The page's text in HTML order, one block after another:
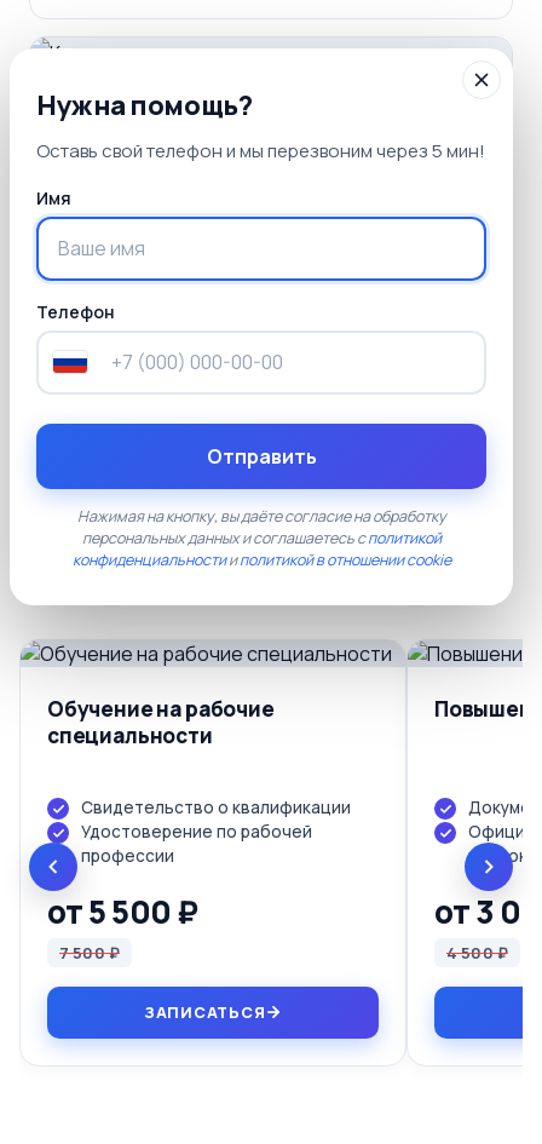
Курсы рихтовщика кузовов: как получить
зарабатывать
Нужна помощь?
Оставь свой телефон и мы перезвоним через 5 мин!
Имя
Телефон
Отправить
Нажимая на кнопку, вы даёте согласие на обработку
персональных данных и соглашаетесь сполитикой
конфиденциальностииполитикой в отношении cookie
05
Наши тарифы
Прозрачные цены без скрытых платежей.
Документы установленного образца, лицензия
Рособрнадзора, доставка по всей России
включена в стоимость.
Обучение на рабочие
специальности
Свидетельство о квалификации
Удостоверение по рабочей
профессии
от 5 500 ₽
7 500 ₽
ЗАПИСАТЬСЯ
от 3
4 500 ₽